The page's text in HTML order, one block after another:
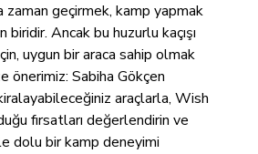
zaman geçirmek, kamp yapmak
biridir. Ancak bu huzurlu kaçışı
uygun bir araca sahip olmak
önerimiz: Sabiha Gökçen
araçlarla, Wish
fırsatları değerlendirin ve
dolu bir kamp deneyimi